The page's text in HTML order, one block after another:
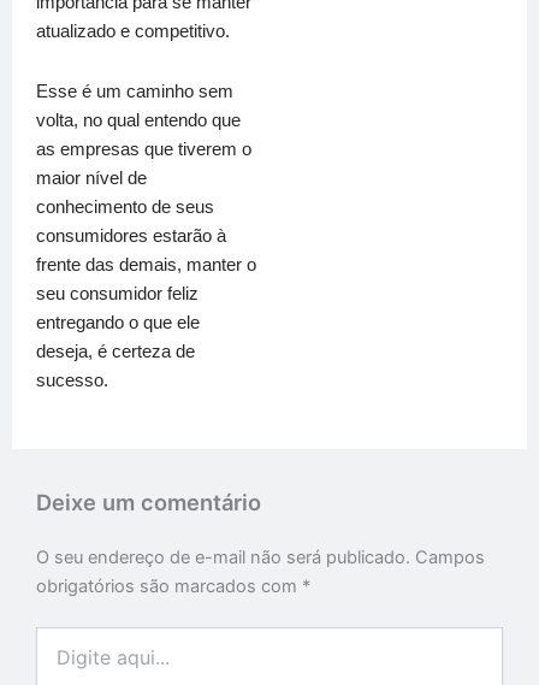
atualizado e competitivo.
Esse é um caminho sem
volta, no qual entendo que
as empresas que tiverem o
maior nível de
conhecimento de seus
consumidores estarão à
frente das demais, manter o
seu consumidor feliz
entregando o que ele
deseja, é certeza de
sucesso.
Deixe um comentário
O seu endereço de e-mail não será publicado. Campos
obrigatórios são marcados com *
aqui...